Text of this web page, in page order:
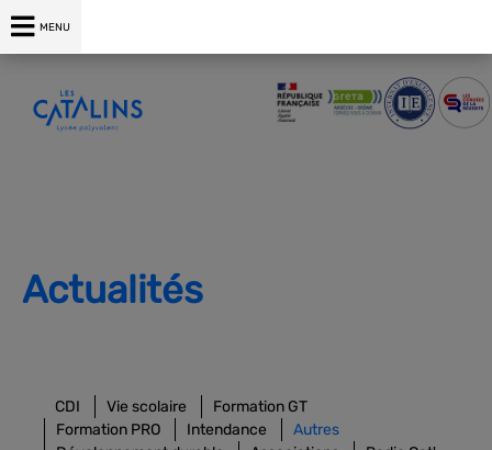
MENU
Actualités
CDI Vie scolaire
Formation GT
Formation PRO
Intendance
Autres